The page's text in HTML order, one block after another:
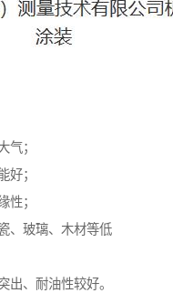
气；
好；
性；
、玻璃、木材等低
出、耐油性较好。